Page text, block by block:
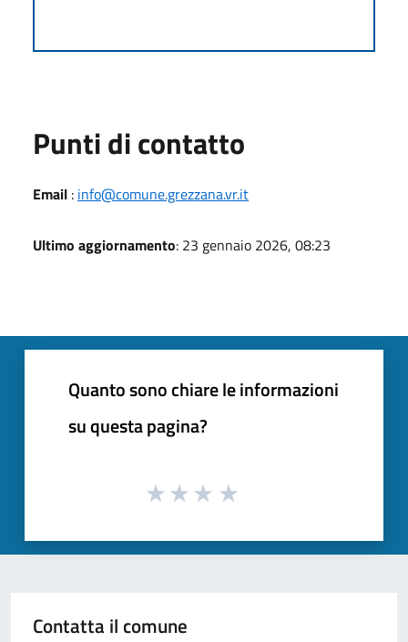
Punti di contatto
Email : info@comune.grezzana.vr.it
Ultimo aggiornamento: 23 gennaio 2026, 08:23
Quanto sono chiare le informazioni
su questa pagina?
Contatta il comune